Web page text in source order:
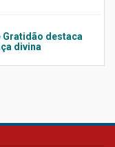
Gratidão destaca
divina
o culto mensal